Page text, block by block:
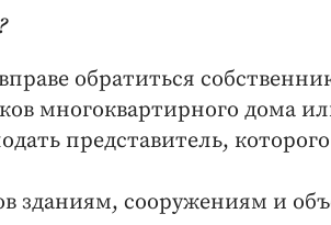
обратиться
многоквартирного дома
представитель,
зданиям, сооружениям и